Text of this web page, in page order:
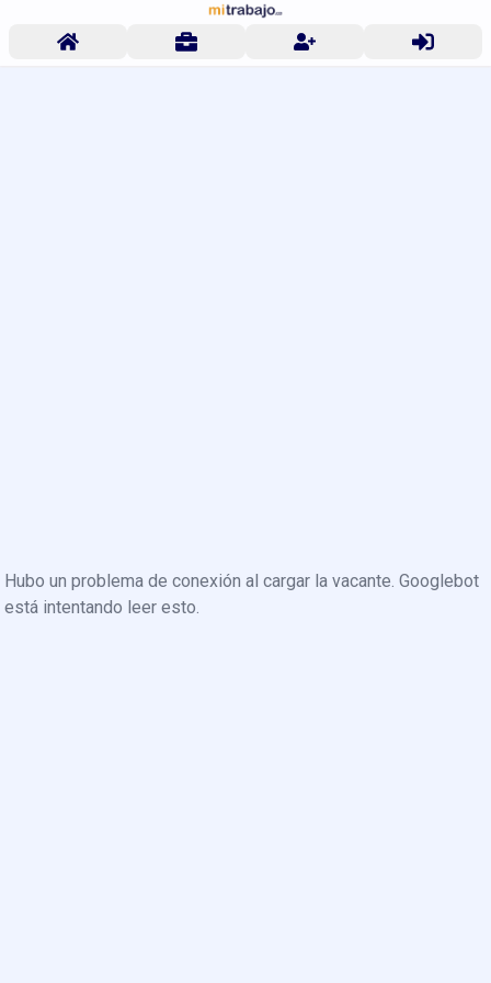
Hubo un problema de conexión al cargar la vacante. Googlebot
está intentando leer esto.